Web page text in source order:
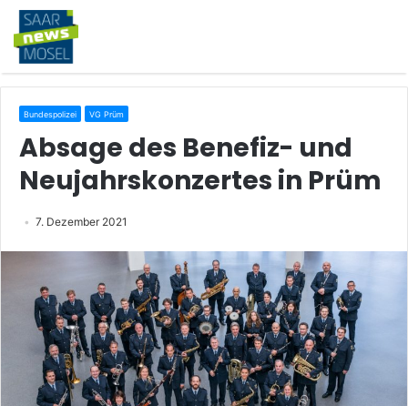
Bundespolizei VG Prüm
Absage des Benefiz- und
Neujahrskonzertes in Prüm
7. Dezember 2021